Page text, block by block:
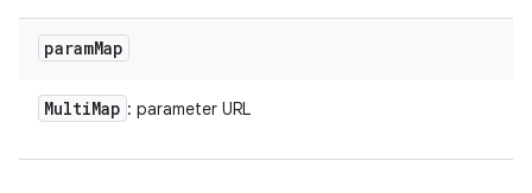
paramMap
MultiMap : parameter URL